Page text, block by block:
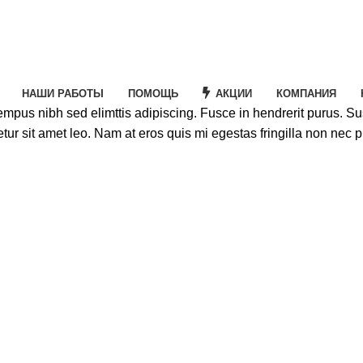
НАШИ РАБОТЫ ПОМОЩЬ АКЦИИ КОМПАНИЯ
nibh sed elimttis adipiscing. Fusce in hendrerit purus.
sit amet leo. Nam at eros quis mi egestas fringilla non nec